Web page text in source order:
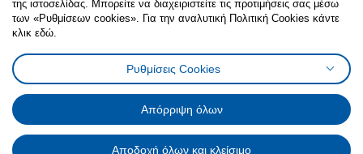
Πολιτική CookiesΔήλωση ψηφιακής προσβασιμότητας
Ρυθμίσεις cookiesΌροι Χρήσης
Γενική Πολιτική Προσωπικών Δεδομένων
Πολιτική Προσωπικών Δεδομένων για ΙΚΕΑ.gr
Κώδικας Καταναλωτικής Δεοντολογίας
της ιστοσελίδας. Μπορείτε να διαχειριστείτε τις προτιμήσεις σας μέσω
των «Ρυθμίσεων cookies». Για την αναλυτική Πολιτική Cookies κάντε
κλικ εδώ.
Ρυθμίσεις Cookies
Απόρριψη όλων
Αποδοχή όλων και κλείσιμο